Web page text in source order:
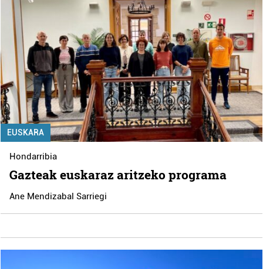
EUSKARA
Hondarribia
Gazteak euskaraz aritzeko programa
Ane Mendizabal Sarriegi